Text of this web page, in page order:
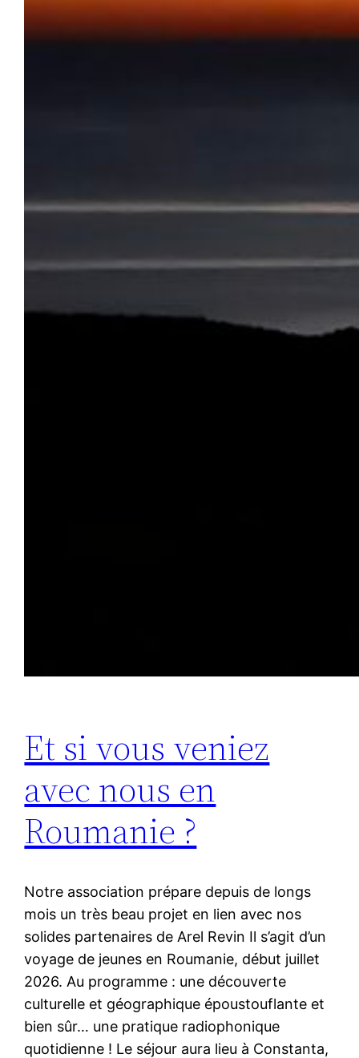
Et si vous veniez
avec nous en
Roumanie ?
Notre association prépare depuis de longs
mois un très beau projet en lien avec nos
solides partenaires de Arel Revin Il s’agit d’un
voyage de jeunes en Roumanie, début juillet
2026. Au programme : une découverte
culturelle et géographique époustouflante et
bien sûr… une pratique radiophonique
quotidienne ! Le séjour aura lieu à Constanta,